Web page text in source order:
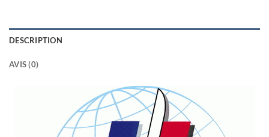
DESCRIPTION
AVIS (0)